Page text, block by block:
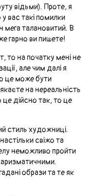
відьми). Проте, я
вас такі помилки
мега талановитий. В
гарно ви пишете!
то на початку мені не
але чим далі я
це може бути
на нереальність
дійсно так, то це
стиль художниці.
свіжо та
неможливо пройти
образи та те як